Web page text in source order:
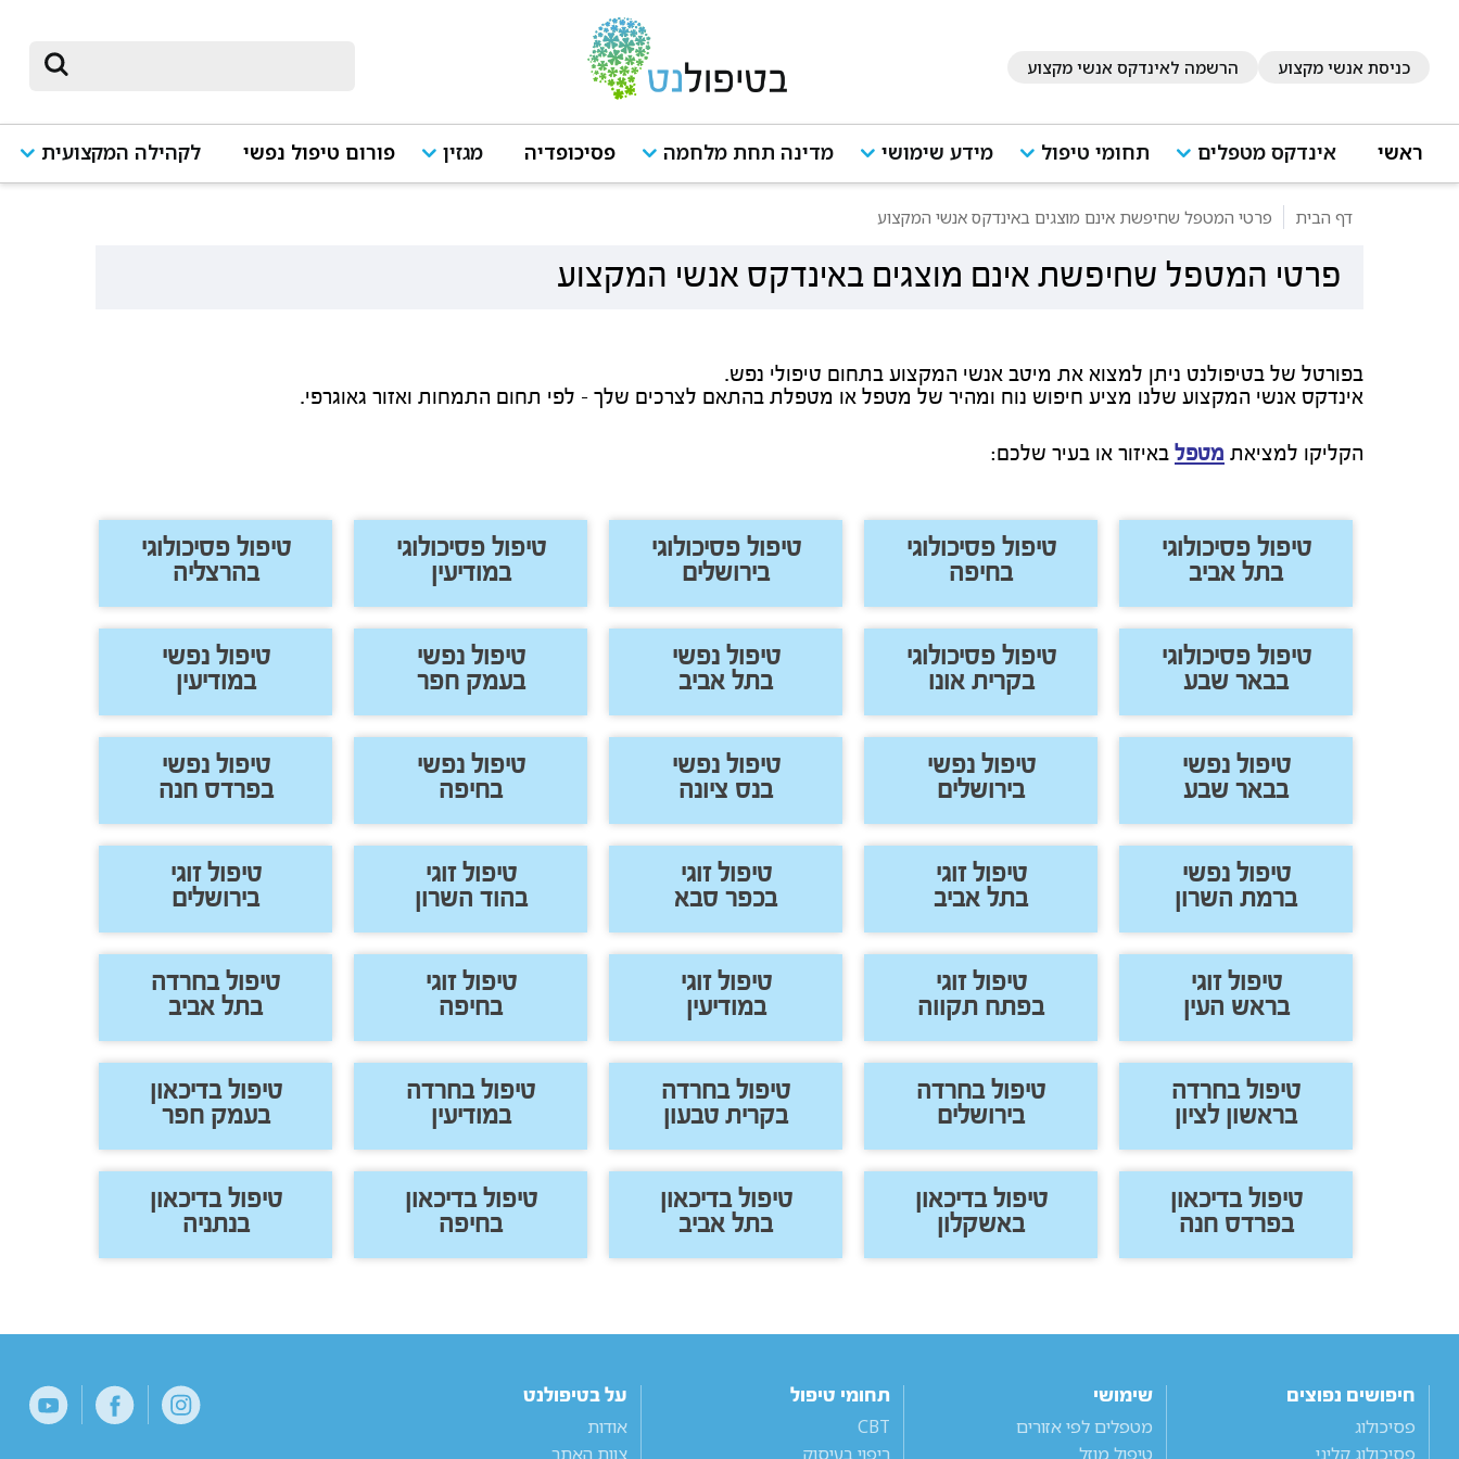
כניסת אנשי מקצוע הרשמה לאינדקס אנשי מקצוע
ראשי אינדקס מטפלים תחומי טיפול מידע שימושי מדינה תחת מלחמה פסיכופדיה מגזין פורום טיפול נפשי לקהילה המקצועית
דף הבית פרטי המטפל שחיפשת אינם מוצגים באינדקס אנשי המקצוע
פרטי המטפל שחיפשת אינם מוצגים באינדקס אנשי המקצוע
בפורטל של בטיפולנט ניתן למצוא את מיטב אנשי המקצוע בתחום טיפולי נפש.
אינדקס אנשי המקצוע שלנו מציע חיפוש נוח ומהיר של מטפל או מטפלת בהתאם לצרכים שלך - לפי תחום התמחות ואזור גאוגרפי.
הקליקו למציאת מטפל באיזור או בעיר שלכם:
טיפול פסיכולוגי
בתל אביב
טיפול פסיכולוגי
בחיפה
טיפול פסיכולוגי
בירושלים
טיפול פסיכולוגי
במודיעין
טיפול פסיכולוגי
בהרצליה
טיפול פסיכולוגי
בבאר שבע
טיפול פסיכולוגי
בקרית אונו
טיפול נפשי
בתל אביב
טיפול נפשי
בעמק חפר
טיפול נפשי
במודיעין
טיפול נפשי
בבאר שבע
טיפול נפשי
בירושלים
טיפול נפשי
בנס ציונה
טיפול נפשי
בחיפה
טיפול נפשי
בפרדס חנה
טיפול נפשי
ברמת השרון
טיפול זוגי
בתל אביב
טיפול זוגי
בכפר סבא
טיפול זוגי
בהוד השרון
טיפול זוגי
בירושלים
טיפול זוגי
בראש העין
טיפול זוגי
בפתח תקווה
טיפול זוגי
במודיעין
טיפול זוגי
בחיפה
טיפול בחרדה
בתל אביב
טיפול בחרדה
בראשון לציון
טיפול בחרדה
בירושלים
טיפול בחרדה
בקרית טבעון
טיפול בחרדה
במודיעין
טיפול בדיכאון
בעמק חפר
טיפול בדיכאון
בפרדס חנה
טיפול בדיכאון
באשקלון
טיפול בדיכאון
בתל אביב
טיפול בדיכאון
בחיפה
טיפול בדיכאון
בנתניה
חיפושים נפוצים
פסיכולוג
פסיכולוג קליני
שימושי
מטפלים לפי אזורים
טיפול מוזל
תחומי טיפול
CBT
ריפוי בעיסוק
על בטיפולנט
אודות
צוות האתר